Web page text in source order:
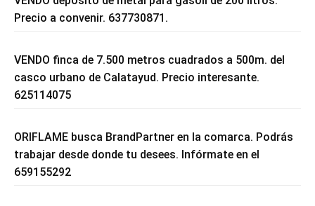
Precio a convenir. 637730871.
VENDO finca de 7.500 metros cuadrados a 500m. del
casco urbano de Calatayud. Precio interesante.
625114075
ORIFLAME busca BrandPartner en la comarca. Podrás
trabajar desde donde tu desees. Infórmate en el
659155292